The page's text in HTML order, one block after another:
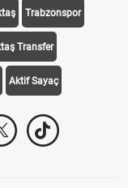
Trabzonspor
Transfer
Aktif Sayaç